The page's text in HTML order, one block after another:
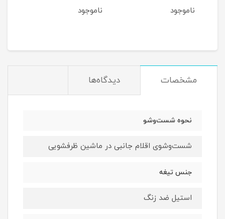
ناموجود ناموجود
مشخصات دیدگاه‌ها
نحوه شست‌وشو
شست‌وشوی اقلام جانبی در ماشین ظرفشویی
جنس تیغه
استیل ضد زنگ